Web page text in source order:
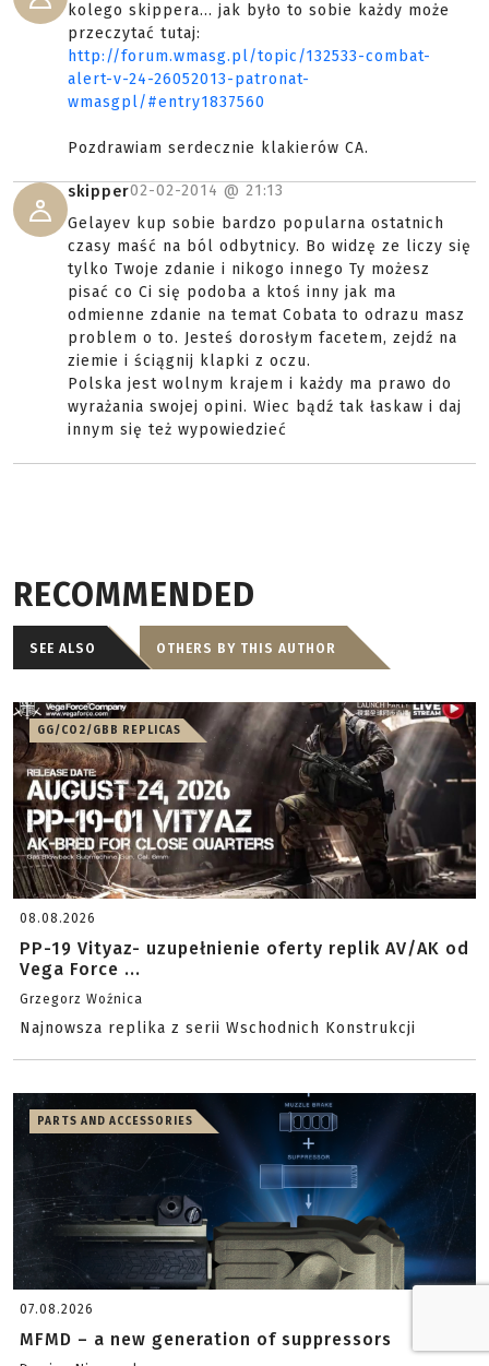
kolego skippera... jak było to sobie każdy może
przeczytać tutaj:
http://forum.wmasg.pl/topic/132533-combat-
alert-v-24-26052013-patronat-
wmasgpl/#entry1837560
Pozdrawiam serdecznie klakierów CA.
skipper02-02-2014 @ 21:13
Gelayev kup sobie bardzo popularna ostatnich
czasy maść na ból odbytnicy. Bo widzę ze liczy się
tylko Twoje zdanie i nikogo innego Ty możesz
pisać co Ci się podoba a ktoś inny jak ma
odmienne zdanie na temat Cobata to odrazu masz
problem o to. Jesteś dorosłym facetem, zejdź na
ziemie i ściągnij klapki z oczu.
Polska jest wolnym krajem i każdy ma prawo do
wyrażania swojej opini. Wiec bądź tak łaskaw i daj
innym się też wypowiedzieć
RECOMMENDED
SEE ALSO OTHERS BY THIS AUTHOR
GG/CO2/GBB REPLICAS
08.08.2026
PP-19 Vityaz- uzupełnienie oferty replik AV/AK od
Vega Force ...
Grzegorz Woźnica
Najnowsza replika z serii Wschodnich Konstrukcji
PARTS AND ACCESSORIES
07.08.2026
MFMD – a new generation of suppressors